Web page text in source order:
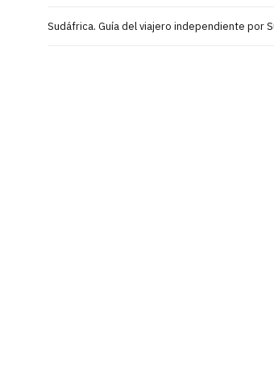
Sudáfrica. Guía del viajero independiente por